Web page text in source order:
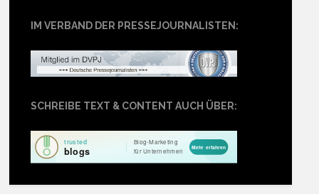
IM VERBAND DER PRESSEJOURNALISTEN:
SCHREIBE TEXT & CONTENT AUCH ÜBER: